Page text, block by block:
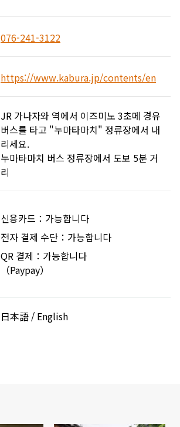
076-241-3122
https://www.kabura.jp/contents/en
JR 가나자와 역에서 이즈미노 3초메 경유
버스를 타고 "누마타마치" 정류장에서 내
리세요.
누마타마치 버스 정류장에서 도보 5분 거
리
신용카드：가능합니다
전자 결제 수단：가능합니다
QR 결제：가능합니다
（Paypay）
日本語 / English